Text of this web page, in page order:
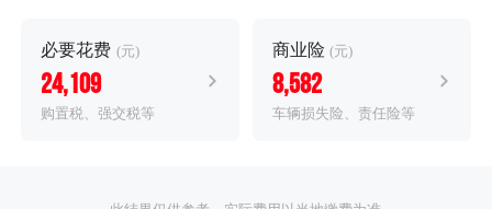
必要花费 (元)
24,109
购置税、强交税等
商业险 (元)
8,582
车辆损失险、责任险等